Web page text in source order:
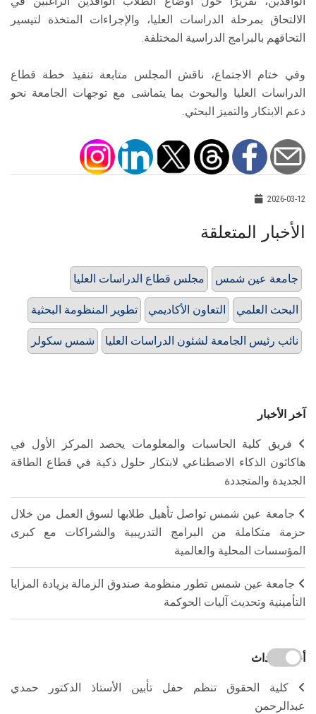
الالتحاق بمرحلة الدراسات العليا، والإجراءات المتخذة لتيسير
التحاقهم بالبرامج الدراسية المختلفة.
وفي ختام الاجتماع، ناقش المجلس متابعة تنفيذ خطة قطاع
الدراسات العليا والبحوث بما يتماشى مع توجهات الجامعة نحو
دعم الابتكار والتميز البحثي.
2026-03-12
الأخبار المتعلقة
مجلس قطاع الدراسات العليا جامعة عين شمس
تطوير المنظومة البحثية التعاون الأكاديمي البحث العلمي
شمس سكولر نائب رئيس الجامعة لشئون الدراسات العليا
آخر الأخبار
فريق كلية الحاسبات والمعلومات يحصد المركز الأول في
هاكاثون الذكاء الاصطناعي لابتكار حلول ذكية في قطاع الطاقة
الجديدة والمتجددة
جامعة عين شمس تواصل تأهيل طلابها لسوق العمل من خلال
حزمة متكاملة من البرامج التدريبية والشراكات مع كبرى
المؤسسات المحلية والعالمية
جامعة عين شمس تطور منظومة صندوق الزمالة بزيادة المزايا
التأمينية وتحديث آليات الحوكمة
أخر الاحداث
كلية الحقوق تنظم حفل تأبين الأستاذ الدكتور حمدي
عبدالرحمن